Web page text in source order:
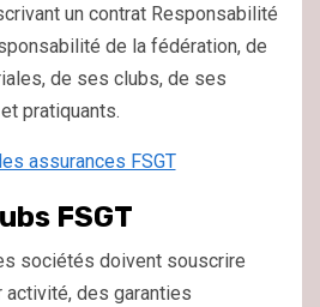
un contrat Responsabilité
de la fédération, de
de ses clubs, de ses
pratiquants.
assurances FSGT
FSGT
sociétés doivent souscrire
activité, des garanties